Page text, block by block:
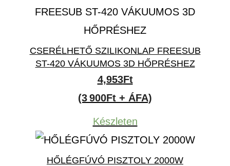
CSERÉLHETŐ SZILIKONLAP FREESUB
ST-420 VÁKUUMOS 3D HŐPRÉSHEZ
4,953Ft
(3 900Ft + ÁFA)
Készleten
HŐLÉGFÚVÓ PISZTOLY 2000W